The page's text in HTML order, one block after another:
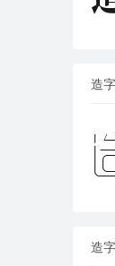
造
造